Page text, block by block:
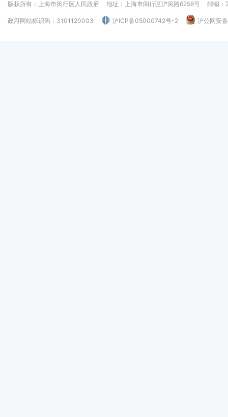
版权所有：上海市闵行区人民政府 地址：上海市闵行区沪闵路6258号 邮编：
政府网站标识码：3101120003 沪ICP备05000742号-2 沪公网安